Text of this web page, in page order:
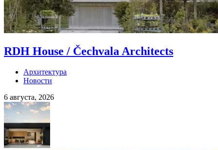
RDH House / Čechvala Architects
Архитектура
Новости
6 августа, 2026